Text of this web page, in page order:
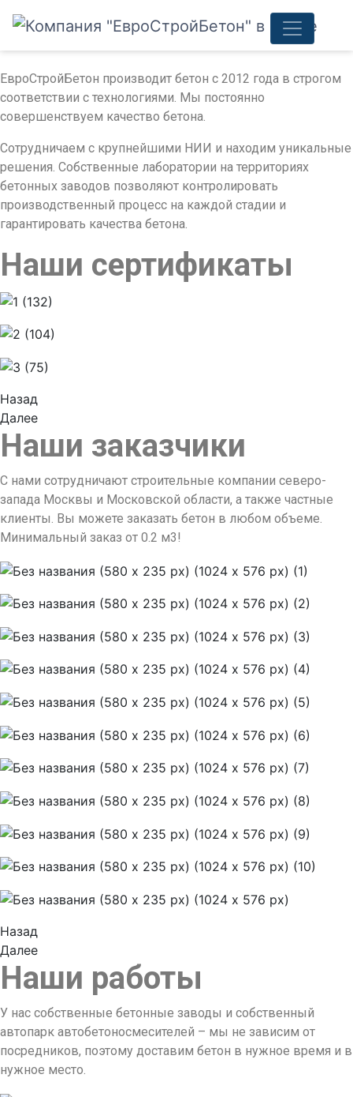
ЕвроСтройБетон производит бетон с 2012 года в строгом
соответствии с технологиями. Мы постоянно
совершенствуем качество бетона.
Сотрудничаем с крупнейшими НИИ и находим уникальные
решения. Собственные лаборатории на территориях
бетонных заводов позволяют контролировать
производственный процесс на каждой стадии и
гарантировать качества бетона.
Наши сертификаты
Назад
Далее
Наши заказчики
С нами сотрудничают строительные компании северо-
запада Москвы и Московской области, а также частные
клиенты. Вы можете заказать бетон в любом объеме.
Минимальный заказ от 0.2 м3!
Назад
Далее
Наши работы
У нас собственные бетонные заводы и собственный
автопарк автобетоносмесителей – мы не зависим от
посредников, поэтому доставим бетон в нужное время и в
нужное место.